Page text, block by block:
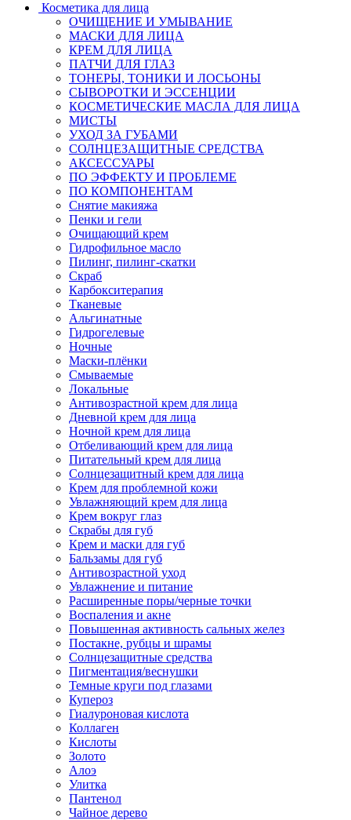
Косметика для лица
ОЧИЩЕНИЕ И УМЫВАНИЕ
МАСКИ ДЛЯ ЛИЦА
КРЕМ ДЛЯ ЛИЦА
ПАТЧИ ДЛЯ ГЛАЗ
ТОНЕРЫ, ТОНИКИ И ЛОСЬОНЫ
СЫВОРОТКИ И ЭССЕНЦИИ
КОСМЕТИЧЕСКИЕ МАСЛА ДЛЯ ЛИЦА
МИСТЫ
УХОД ЗА ГУБАМИ
СОЛНЦЕЗАЩИТНЫЕ СРЕДСТВА
АКСЕССУАРЫ
ПО ЭФФЕКТУ И ПРОБЛЕМЕ
ПО КОМПОНЕНТАМ
Снятие макияжа
Пенки и гели
Очищающий крем
Гидрофильное масло
Пилинг, пилинг-скатки
Скраб
Карбокситерапия
Тканевые
Альгинатные
Гидрогелевые
Ночные
Маски-плёнки
Смываемые
Локальные
Антивозрастной крем для лица
Дневной крем для лица
Ночной крем для лица
Отбеливающий крем для лица
Питательный крем для лица
Солнцезащитный крем для лица
Крем для проблемной кожи
Увлажняющий крем для лица
Крем вокруг глаз
Скрабы для губ
Крем и маски для губ
Бальзамы для губ
Антивозрастной уход
Увлажнение и питание
Расширенные поры/черные точки
Воспаления и акне
Повышенная активность сальных желез
Постакне, рубцы и шрамы
Солнцезащитные средства
Пигментация/веснушки
Темные круги под глазами
Купероз
Гиалуроновая кислота
Коллаген
Кислоты
Золото
Алоэ
Улитка
Пантенол
Чайное дерево